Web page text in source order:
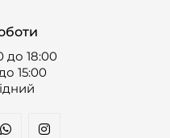
до 18:00
15:00